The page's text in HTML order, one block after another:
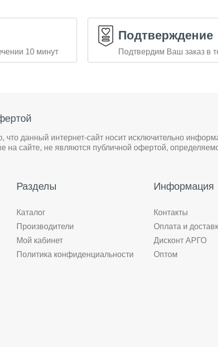
10 минут
Подтверждение
Подтвердим Ваш заказ в
данный интернет-сайт носит исключительно
сайте, не являются публичной офертой,
Разделы
Каталог
Производители
Мой кабинет
Политика конфиденциальности
Информация
Контакты
Оплата и
Дисконт АРГО
Оптом